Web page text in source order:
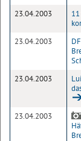
23.04.2003
23.04.2003
23.04.2003
23.04.2003